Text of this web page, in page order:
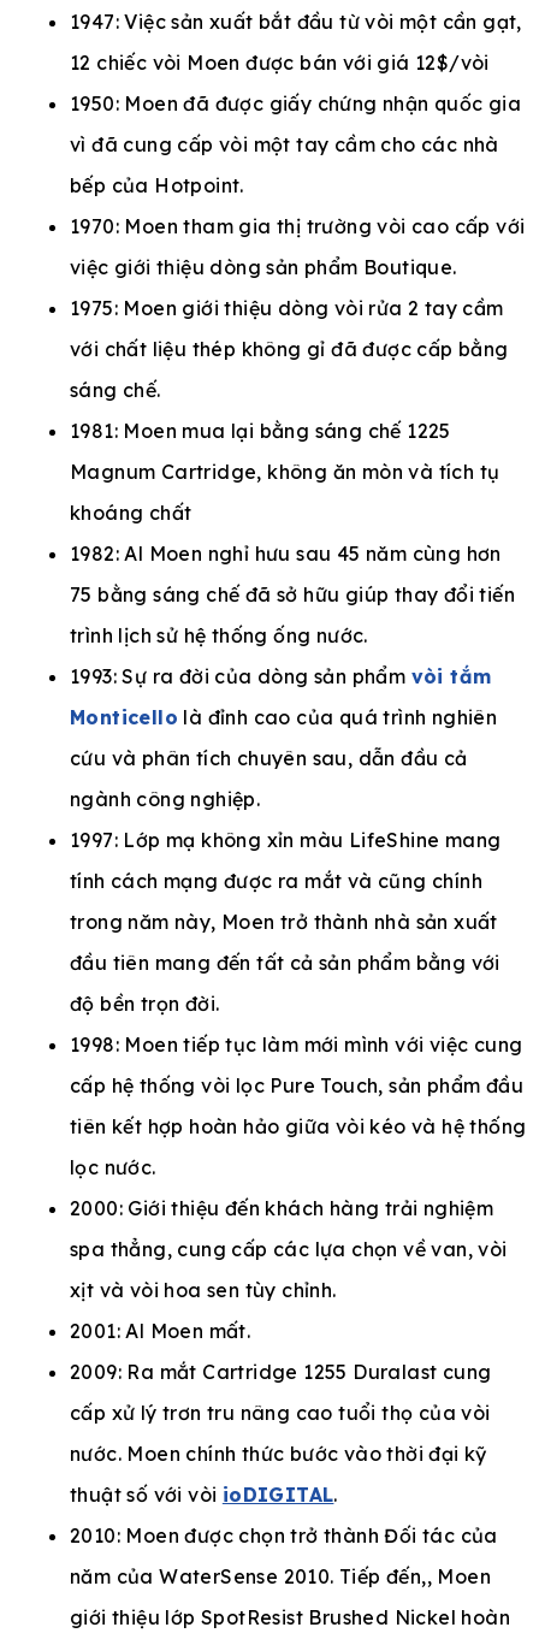
1947: Việc sản xuất bắt đầu từ vòi một cần gạt,
12 chiếc vòi Moen được bán với giá 12$/vòi
1950: Moen đã được giấy chứng nhận quốc gia
vì đã cung cấp vòi một tay cầm cho các nhà
bếp của Hotpoint.
1970: Moen tham gia thị trường vòi cao cấp với
việc giới thiệu dòng sản phẩm Boutique.
1975: Moen giới thiệu dòng vòi rửa 2 tay cầm
với chất liệu thép không gỉ đã được cấp bằng
sáng chế.
1981: Moen mua lại bằng sáng chế 1225
Magnum Cartridge, không ăn mòn và tích tụ
khoáng chất
1982: Al Moen nghỉ hưu sau 45 năm cùng hơn
75 bằng sáng chế đã sở hữu giúp thay đổi tiến
trình lịch sử hệ thống ống nước.
1993: Sự ra đời của dòng sản phẩm vòi tắm
Monticello là đỉnh cao của quá trình nghiên
cứu và phân tích chuyên sau, dẫn đầu cả
ngành công nghiệp.
1997: Lớp mạ không xỉn màu LifeShine mang
tính cách mạng được ra mắt và cũng chính
trong năm này, Moen trở thành nhà sản xuất
đầu tiên mang đến tất cả sản phẩm bằng với
độ bền trọn đời.
1998: Moen tiếp tục làm mới mình với việc cung
cấp hệ thống vòi lọc Pure Touch, sản phẩm đầu
tiên kết hợp hoàn hảo giữa vòi kéo và hệ thống
lọc nước.
2000: Giới thiệu đến khách hàng trải nghiệm
spa thẳng, cung cấp các lựa chọn về van, vòi
xịt và vòi hoa sen tùy chỉnh.
2001: Al Moen mất.
2009: Ra mắt Cartridge 1255 Duralast cung
cấp xử lý trơn tru nâng cao tuổi thọ của vòi
nước. Moen chính thức bước vào thời đại kỹ
thuật số với vòi ioDIGITAL.
2010: Moen được chọn trở thành Đối tác của
năm của WaterSense 2010. Tiếp đến,, Moen
giới thiệu lớp SpotResist Brushed Nickel hoàn